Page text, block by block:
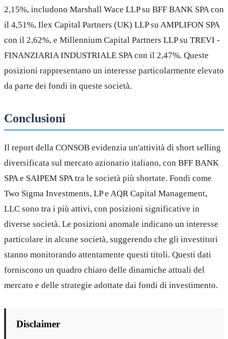
2,15%, includono Marshall Wace LLP su BFF BANK SPA con
il 4,51%, Ilex Capital Partners (UK) LLP su AMPLIFON SPA
con il 2,62%, e Millennium Capital Partners LLP su TREVI -
FINANZIARIA INDUSTRIALE SPA con il 2,47%. Queste
posizioni rappresentano un interesse particolarmente elevato
da parte dei fondi in queste società.
Conclusioni
Il report della CONSOB evidenzia un'attività di short selling
diversificata sul mercato azionario italiano, con BFF BANK
SPA e SAIPEM SPA tra le società più shortate. Fondi come
Two Sigma Investments, LP e AQR Capital Management,
LLC sono tra i più attivi, con posizioni significative in
diverse società. Le posizioni anomale indicano un interesse
particolare in alcune società, suggerendo che gli investitori
stanno monitorando attentamente questi titoli. Questi dati
forniscono un quadro chiaro delle dinamiche attuali del
mercato e delle strategie adottate dai fondi di investimento.
Disclaimer